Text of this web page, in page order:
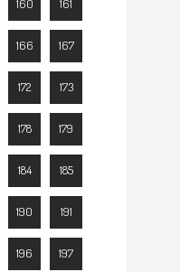
160 161
166 167
172 173
178 179
184 185
190 191
196 197